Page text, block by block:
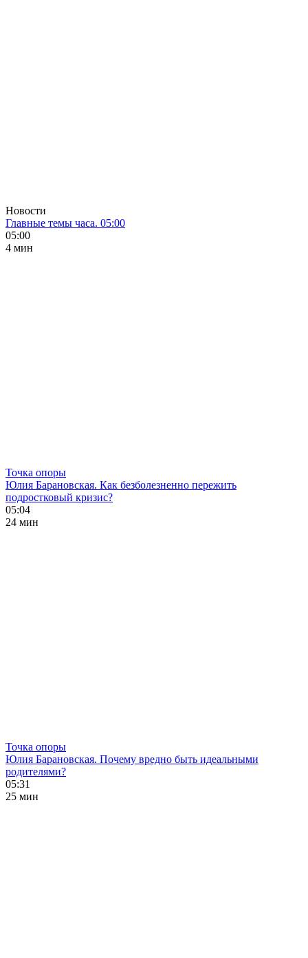
Новости
Главные темы часа. 05:00
05:00
4 мин
Точка опоры
Юлия Барановская. Как безболезненно пережить
подростковый кризис?
05:04
24 мин
Точка опоры
Юлия Барановская. Почему вредно быть идеальными
родителями?
05:31
25 мин